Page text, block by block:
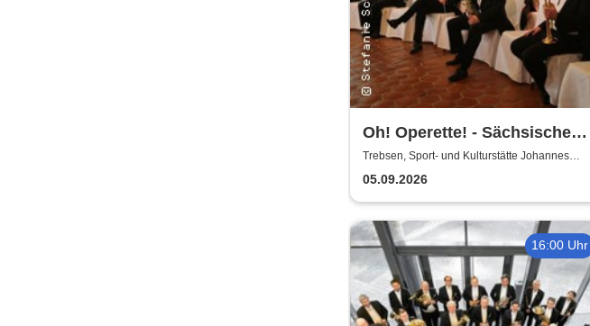
Oh! Operette! - Sächsische
Bläserphilharmonie
Trebsen, Sport- und Kulturstätte Johannes
05.09.2026
16:00 Uhr